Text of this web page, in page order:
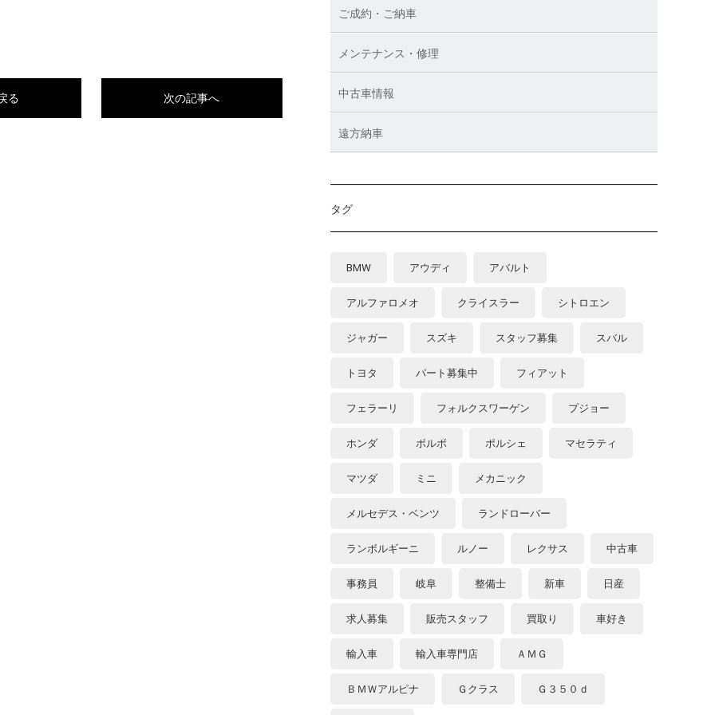
る 次の記事へ
ご成約・ご納車
メンテナンス・修理
中古車情報
遠方納車
タグ
BMW アウディ アバルト
アルファロメオ クライスラー シトロエン
ジャガー スズキ スタッフ募集 スバル
トヨタ パート募集中 フィアット
フェラーリ フォルクスワーゲン プジョー
ホンダ ボルボ ポルシェ マセラティ
マツダ ミニ メカニック
メルセデス・ベンツ ランドローバー
ランボルギーニ ルノー レクサス 中古車
事務員 岐阜 整備士 新車 日産
求人募集 販売スタッフ 買取り 車好き
輸入車 輸入車専門店 ＡＭＧ
ＢＭＷアルピナ Ｇクラス Ｇ３５０ｄ